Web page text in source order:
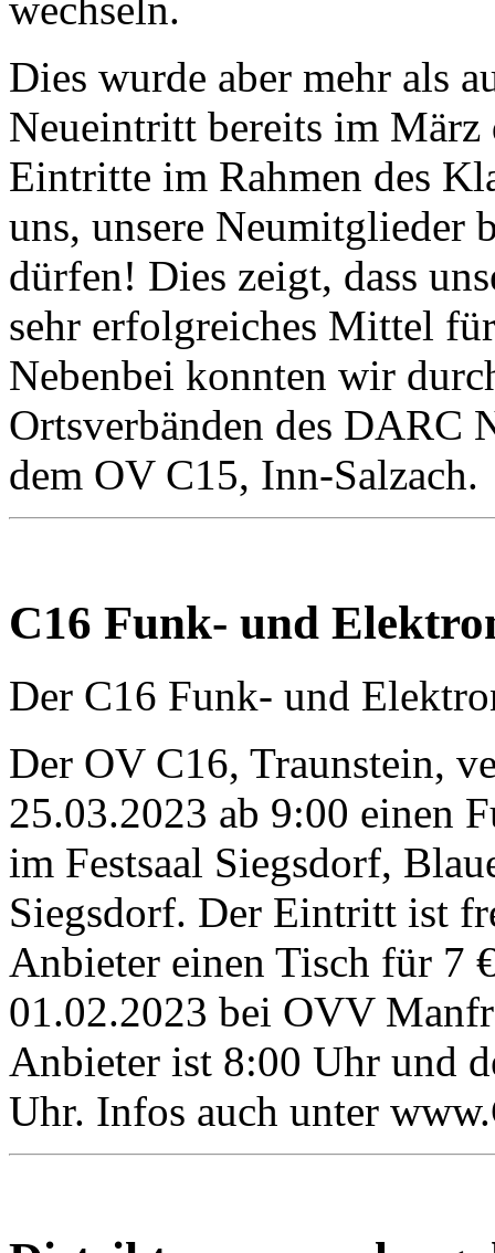
Dies wurde aber mehr als
Neueintritt bereits im März
Eintritte im Rahmen des
uns, unsere Neumitglieder
dürfen! Dies zeigt, dass
sehr erfolgreiches Mittel
Nebenbei konnten wir
Ortsverbänden des DARC
dem OV C15, Inn-Salzach.
C16 Funk- und
Der C16 Funk- und
Der OV C16, Traunstein,
25.03.2023 ab 9:00 einen
im Festsaal Siegsdorf,
Siegsdorf. Der Eintritt ist
Anbieter einen Tisch für 7
01.02.2023 bei OVV
Anbieter ist 8:00 Uhr und
Uhr. Infos auch unter